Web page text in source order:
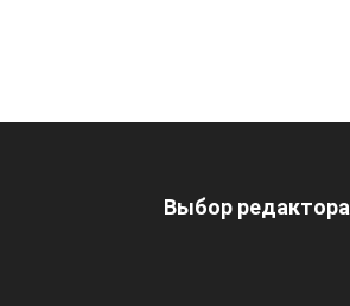
Выбор редактора